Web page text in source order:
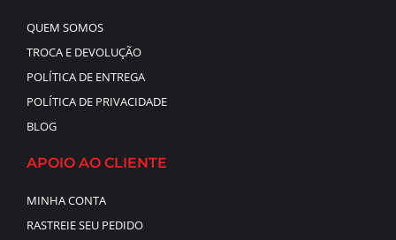
QUEM SOMOS
TROCA E DEVOLUÇÃO
POLÍTICA DE ENTREGA
POLÍTICA DE PRIVACIDADE
BLOG
APOIO AO CLIENTE
MINHA CONTA
RASTREIE SEU PEDIDO